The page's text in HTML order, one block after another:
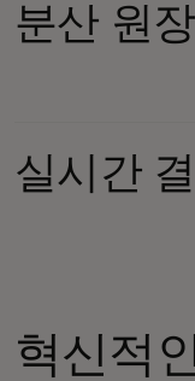
분산 원
실시간
혁신적